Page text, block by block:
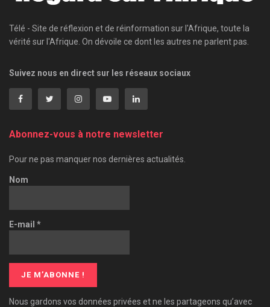
Télé - Site de réflexion et de réinformation sur l'Afrique, toute la
vérité sur l'Afrique. On dévoile ce dont les autres ne parlent pas.
Suivez nous en direct sur les réseaux sociaux
Abonnez-vous à notre newsletter
Pour ne pas manquer nos dernières actualités.
Nom
E-mail *
Nous gardons vos données privées et ne les partageons qu’avec